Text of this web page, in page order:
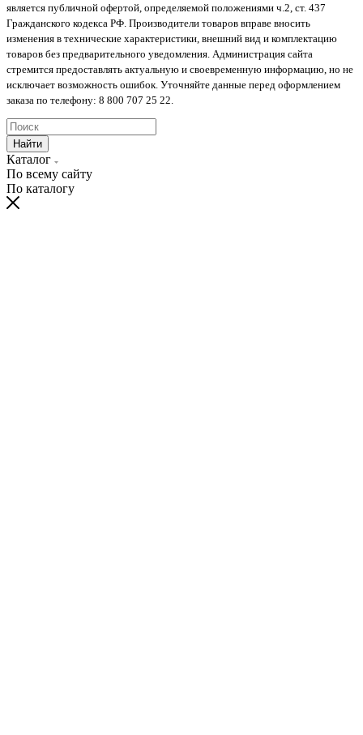
является публичной офертой, определяемой положениями ч.2, ст. 437
Гражданского кодекса РФ. Производители товаров вправе вносить
изменения в технические характеристики, внешний вид и комплектацию
товаров без предварительного уведомления. Администрация сайта
стремится предоставлять актуальную и своевременную информацию, но не
исключает возможность ошибок. Уточняйте данные перед оформлением
заказа по телефону: 8 800 707 25 22.
Найти
Каталог
По всему сайту
По каталогу